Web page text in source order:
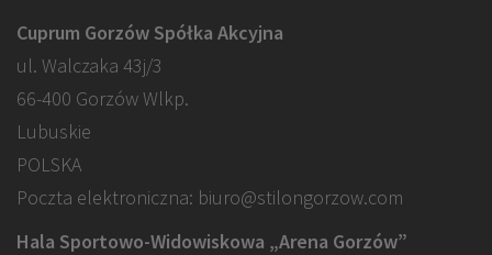
Cuprum Gorzów Spółka Akcyjna
ul. Walczaka 43j/3
66-400 Gorzów Wlkp.
Lubuskie
POLSKA
Poczta elektroniczna: biuro@stilongorzow.com
Hala Sportowo-Widowiskowa „Arena Gorzów”